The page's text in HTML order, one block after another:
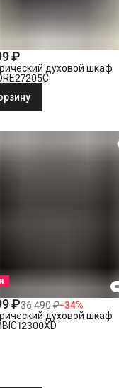
₽
духовой шкаф
₽36 490 ₽−34%
духовой шкаф